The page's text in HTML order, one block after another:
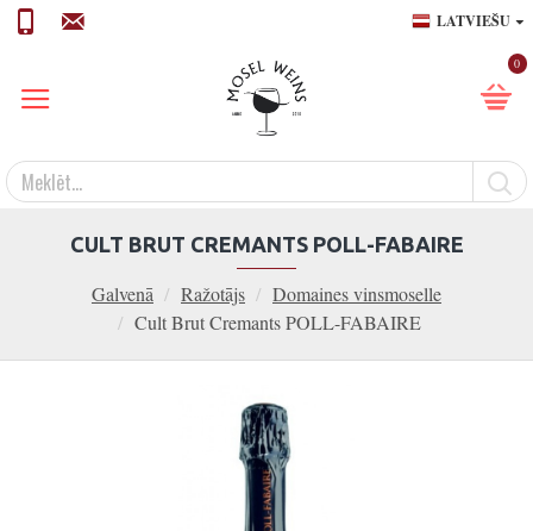
LATVIEŠU
0
Galvenā Ražotājs
Domaines vinsmoselle
Cult Brut Cremants POLL-FABAIRE
CULT BRUT CREMANTS POLL-FABAIRE